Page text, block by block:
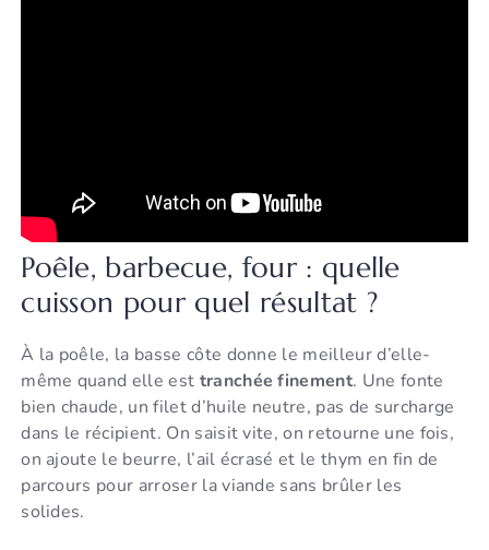
Poêle, barbecue, four : quelle
cuisson pour quel résultat ?
À la poêle, la basse côte donne le meilleur d’elle-
même quand elle est tranchée finement. Une fonte
bien chaude, un filet d’huile neutre, pas de surcharge
dans le récipient. On saisit vite, on retourne une fois,
on ajoute le beurre, l’ail écrasé et le thym en fin de
parcours pour arroser la viande sans brûler les
solides.